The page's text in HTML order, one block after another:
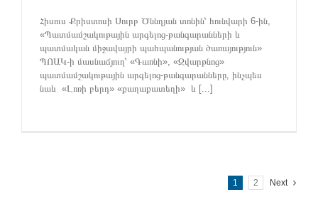
Հիսուս Քրիստոսի Սուրբ Ծննդյան տոնին՝ հունվարի 6-ին,
«Պատմամշակութային արգելոց-թանգարանների և
պատմական միջավայրի պահպանության ծառայություն»
ՊՈԱԿ-ի մասնաճյուղ՝ «Գառնի», «Զվարթնոց»
պատմամշակութային արգելոց-թանգարանները, ինչպես
նաև «Լոռի բերդ» «քաղաքատեղի» և [...]
1 2 Next